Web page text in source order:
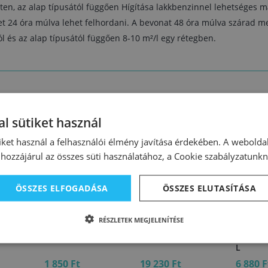
az alap típusától függően Hígítása lakkbenzinnel lehetséges
24 óra múlva lehet felhordani. A bevonat 48 óra múlva szárad
és az alap típusától függően 8-10 m²/l egy rétegben.
Tessarol mf. zománc
1 850 Ft
Durlin mf. zománc
19 230 Ft
L
6 880
sütiket használ
használ a felhasználói élmény javítása érdekében. A
az összes süti használatához, a Cookie
ÖSSZES ELFOGADÁSA ÖSSZES ELUTASÍTÁSA
RÉSZLETEK MEGJELENÍTÉSE